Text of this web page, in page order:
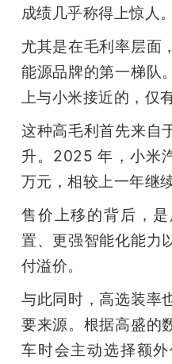
成绩几乎称得上惊人。
尤其是在毛利率层面
能源品牌的第一梯队
上与小米接近的，仅
这种高毛利首先来自
升。2025 年，小米
万元，相较上一年继
售价上移的背后，
置、更强智能化能力
付溢价。
与此同时，高选装率
要来源。根据高盛的
车时会主动选择额